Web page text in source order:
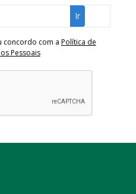
concordo com a Política de
Pessoais